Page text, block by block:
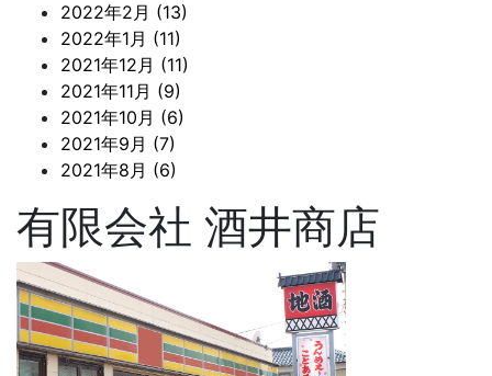
2022年2月 (13)
2022年1月 (11)
2021年12月 (11)
2021年11月 (9)
2021年10月 (6)
2021年9月 (7)
2021年8月 (6)
有限会社 酒井商店